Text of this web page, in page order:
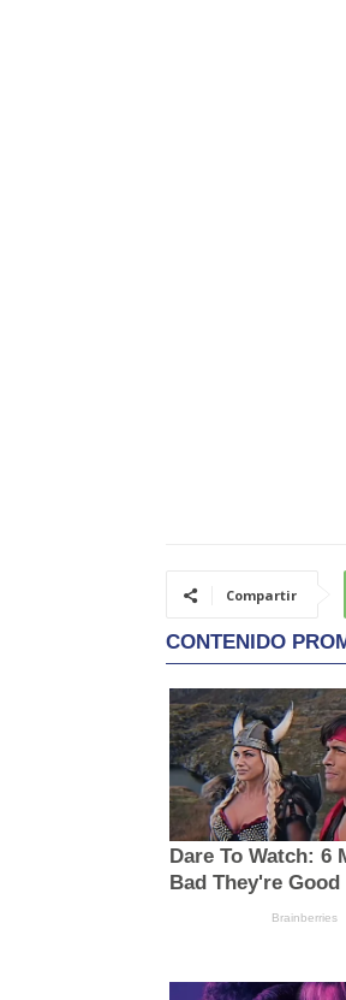
Compartir